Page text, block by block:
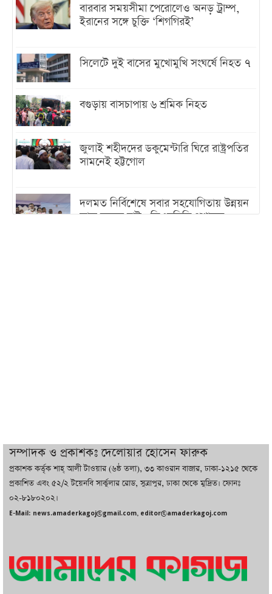
বারবার সময়সীমা পেরোলেও অনড় ট্রাম্প,
ইরানের সঙ্গে চুক্তি ‘শিগগিরই’
সিলেটে দুই বাসের মুখোমুখি সংঘর্ষে নিহত ৭
বগুড়ায় বাসচাপায় ৬ শ্রমিক নিহত
জুলাই শহীদদের ডকুমেন্টারি ঘিরে রাষ্ট্রপতির
সামনেই হট্টগোল
দলমত নির্বিশেষে সবার সহযোগিতায় উন্নয়ন
কাজ করতে চাই : ডিএনসিসি প্রশাসক
বাজারে কাঁচা মরিচে ‘আগুন’, ‘এত দাম তো
আগে দেখিনি’
সম্পাদক ও প্রকাশকঃ দেলোয়ার হোসেন ফারুক
প্রকাশক কর্তৃক শাহ্ আলী টাওয়ার (৬ষ্ঠ তলা), ৩৩ কাওরান বাজার, ঢাকা-১২১৫ থেকে
প্রকাশিত এবং ৫২/২ টয়েনবি সার্কুলার রোড, সুত্রাপুর, ঢাকা থেকে মুদ্রিত। ফোনঃ
০২-৮১৮০২০২।
E-Mail: news.amaderkagoj@gmail.com, editor@amaderkagoj.com